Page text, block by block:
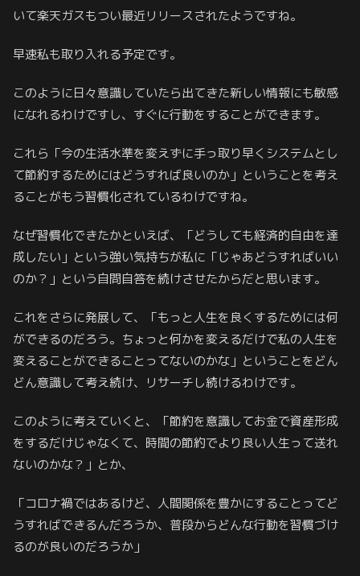
いて楽天ガスもつい最近リリースされたようですね。
早速私も取り入れる予定です。
このように日々意識していたら出てきた新しい情報にも敏感
になれるわけですし、すぐに行動をすることができます。
これら「今の生活水準を変えずに手っ取り早くシステムとし
て節約するためにはどうすれば良いのか」ということを考え
ることがもう習慣化されているわけですね。
なぜ習慣化できたかといえば、「どうしても経済的自由を達
成したい」という強い気持ちが私に「じゃあどうすればいい
のか？」という自問自答を続けさせたからだと思います。
これをさらに発展して、「もっと人生を良くするためには何
ができるのだろう。ちょっと何かを変えるだけで私の人生を
変えることができることってないのかな」ということをどん
どん意識して考え続け、リサーチし続けるわけです。
このように考えていくと、「節約を意識してお金で資産形成
をするだけじゃなくて、時間の節約でより良い人生って送れ
ないのかな？」とか、
「コロナ禍ではあるけど、人間関係を豊かにすることってど
うすればできるんだろうか、普段からどんな行動を習慣づけ
るのが良いのだろうか」